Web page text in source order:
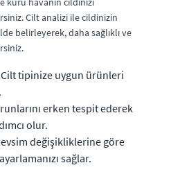
Cilt analizi ile cildinizin
belirleyerek, daha sağlıklı ve
Cilt tipinize uygun ürünleri
erken tespit ederek
olur.
değişikliklerine göre
sağlar.